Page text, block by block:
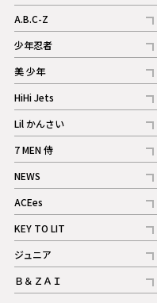
記事
A.B.C-Z
記事
ギャラリー
少年忍者
記事
美 少年
記事
HiHi Jets
記事
Lil かんさい
記事
7 MEN 侍
記事
NEWS
記事
ACEes
記事
KEY TO LIT
記事
ジュニア
記事
Ｂ＆ＺＡＩ
記事